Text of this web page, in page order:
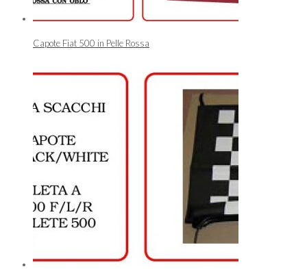
Capote Fiat 500 in Pelle Rossa